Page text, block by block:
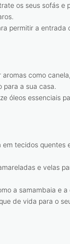
os seus sofás e
permitir a
aromas como
para a sua casa.
óleos essenciais
em tecidos quentes
e velas
a samambaia e
de vida para o